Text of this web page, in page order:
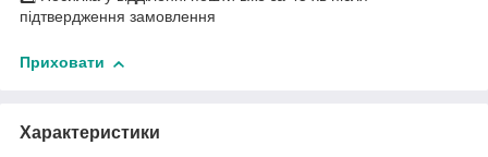
підтвердження замовлення
Приховати
Характеристики